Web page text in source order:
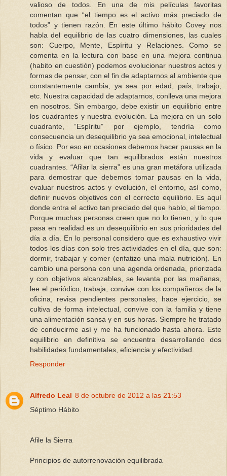
valioso de todos. En una de mis películas favoritas
comentan que “el tiempo es el activo más preciado de
todos” y tienen razón. En este último hábito Covey nos
habla del equilibrio de las cuatro dimensiones, las cuales
son: Cuerpo, Mente, Espíritu y Relaciones. Como se
comenta en la lectura con base en una mejora continua
(habito en cuestión) podemos evolucionar nuestros actos y
formas de pensar, con el fin de adaptarnos al ambiente que
constantemente cambia, ya sea por edad, país, trabajo,
etc. Nuestra capacidad de adaptarnos, conlleva una mejora
en nosotros. Sin embargo, debe existir un equilibrio entre
los cuadrantes y nuestra evolución. La mejora en un solo
cuadrante, “Espíritu” por ejemplo, tendría como
consecuencia un desequilibrio ya sea emocional, intelectual
o físico. Por eso en ocasiones debemos hacer pausas en la
vida y evaluar que tan equilibrados están nuestros
cuadrantes. “Afilar la sierra” es una gran metáfora utilizada
para demostrar que debemos tomar pausas en la vida,
evaluar nuestros actos y evolución, el entorno, así como,
definir nuevos objetivos con el correcto equilibrio. Es aquí
donde entra el activo tan preciado del que hablo, el tiempo.
Porque muchas personas creen que no lo tienen, y lo que
pasa en realidad es un desequilibrio en sus prioridades del
día a día. En lo personal considero que es exhaustivo vivir
todos los días con solo tres actividades en el día, que son:
dormir, trabajar y comer (enfatizo una mala nutrición). En
cambio una persona con una agenda ordenada, priorizada
y con objetivos alcanzables, se levanta por las mañanas,
lee el periódico, trabaja, convive con los compañeros de la
oficina, revisa pendientes personales, hace ejercicio, se
cultiva de forma intelectual, convive con la familia y tiene
una alimentación sansa y en sus horas. Siempre he tratado
de conducirme así y me ha funcionado hasta ahora. Este
equilibrio en definitiva se encuentra desarrollando dos
habilidades fundamentales, eficiencia y efectividad.
Responder
Alfredo Leal 8 de octubre de 2012 a las 21:53
Séptimo Hábito
Afile la Sierra
Principios de autorrenovación equilibrada